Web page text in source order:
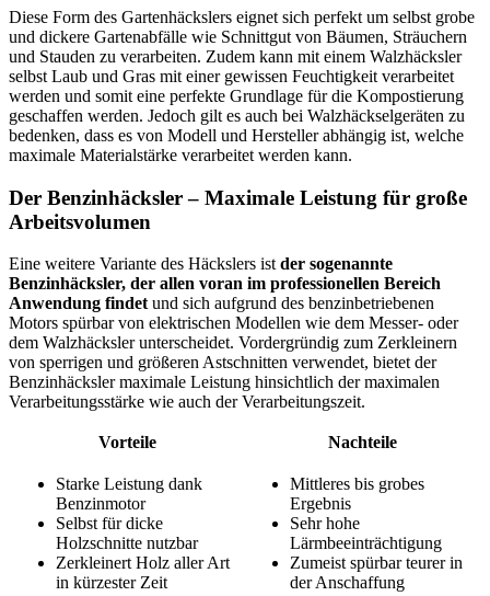
Diese Form des Gartenhäckslers eignet sich perfekt um selbst grobe
und dickere Gartenabfälle wie Schnittgut von Bäumen, Sträuchern
und Stauden zu verarbeiten. Zudem kann mit einem Walzhäcksler
selbst Laub und Gras mit einer gewissen Feuchtigkeit verarbeitet
werden und somit eine perfekte Grundlage für die Kompostierung
geschaffen werden. Jedoch gilt es auch bei Walzhäckselgeräten zu
bedenken, dass es von Modell und Hersteller abhängig ist, welche
maximale Materialstärke verarbeitet werden kann.
Der Benzinhäcksler – Maximale Leistung für große
Arbeitsvolumen
Eine weitere Variante des Häckslers ist der sogenannte
Benzinhäcksler, der allen voran im professionellen Bereich
Anwendung findet und sich aufgrund des benzinbetriebenen
Motors spürbar von elektrischen Modellen wie dem Messer- oder
dem Walzhäcksler unterscheidet. Vordergründig zum Zerkleinern
von sperrigen und größeren Astschnitten verwendet, bietet der
Benzinhäcksler maximale Leistung hinsichtlich der maximalen
Verarbeitungsstärke wie auch der Verarbeitungszeit.
Vorteile Nachteile
Starke Leistung dank
Benzinmotor
Selbst für dicke
Holzschnitte nutzbar
Zerkleinert Holz aller Art
in kürzester Zeit
Mittleres bis grobes
Ergebnis
Sehr hohe
Lärmbeeinträchtigung
Zumeist spürbar teurer in
der Anschaffung